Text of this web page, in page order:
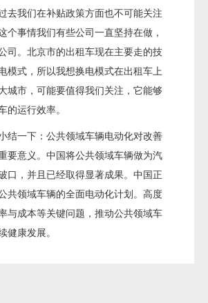
去我们在补贴政策方面也不可能关注
个事情我们有些公司一直坚持在做，
司。北京市的出租车现在主要走的技
模式，所以我想换电模式在出租车上
城市，可能要值得我们关注，它能够
的运行效率。
一下：公共领域车辆电动化对改善
要意义。中国将公共领域车辆做为汽
口，并且已经取得显著成果。中国正
共领域车辆的全面电动化计划。高度
与成本等关键问题，推动公共领域车
健康发展。